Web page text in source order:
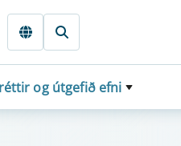
og útgefið efni